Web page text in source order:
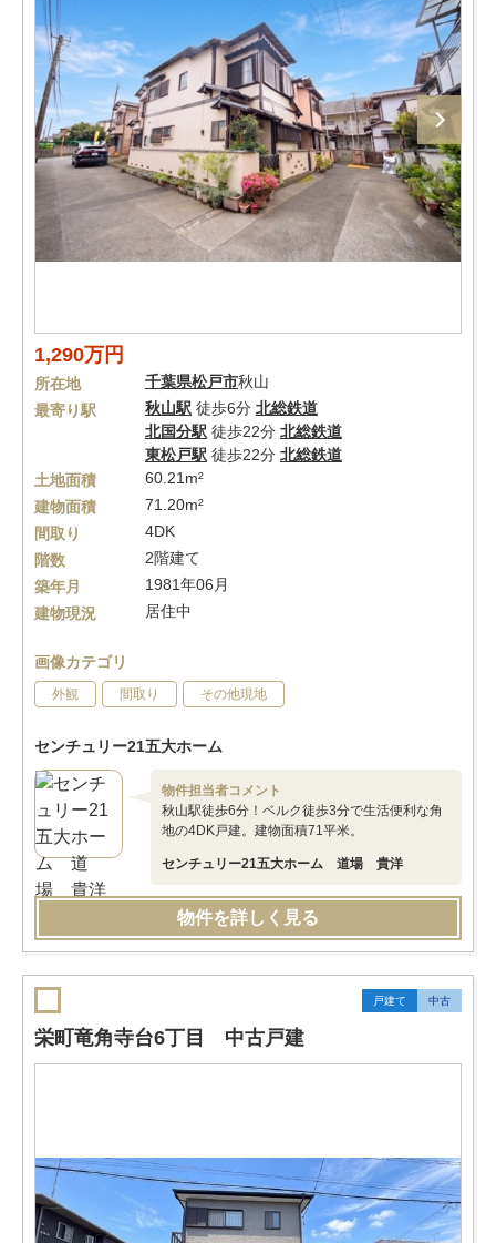
1,290万円
所在地 千葉県松戸市秋山
最寄り駅
秋山駅 徒歩6分 北総鉄道
北国分駅 徒歩22分 北総鉄道
東松戸駅 徒歩22分 北総鉄道
土地面積
60.21m²
建物面積
71.20m²
間取り
4DK
階数
2階建て
築年月
1981年06月
建物現況
居住中
画像カテゴリ
外観 間取り その他現地
センチュリー21五大ホーム
物件担当者コメント
秋山駅徒歩6分！ベルク徒歩3分で生活便利な角
地の4DK戸建。建物面積71平米。
センチュリー21五大ホーム 道場 貴洋
物件を詳しく見る
戸建て 中古
栄町竜角寺台6丁目 中古戸建